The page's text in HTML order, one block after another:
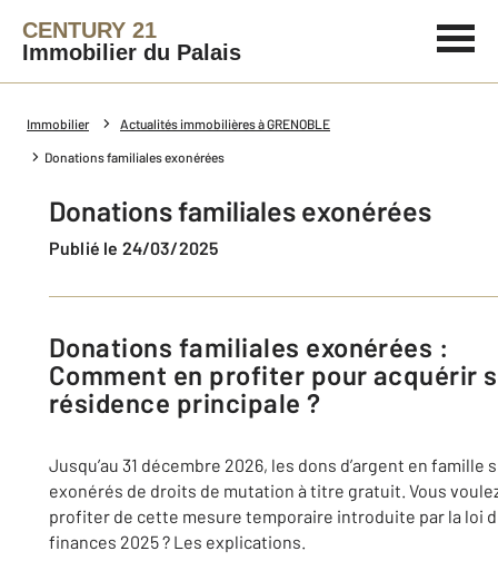
CENTURY 21
Immobilier du Palais
Immobilier Actualités immobilières à GRENOBLE
Donations familiales exonérées
Donations familiales exonérées
Publié le 24/03/2025
Donations familiales exonérées :
Comment en profiter pour acquérir
résidence principale ?
Jusqu’au 31 décembre 2026, les dons d’argent en famille
exonérés de droits de mutation à titre gratuit. Vous
profiter de cette mesure temporaire introduite par la loi
finances 2025 ? Les explications.